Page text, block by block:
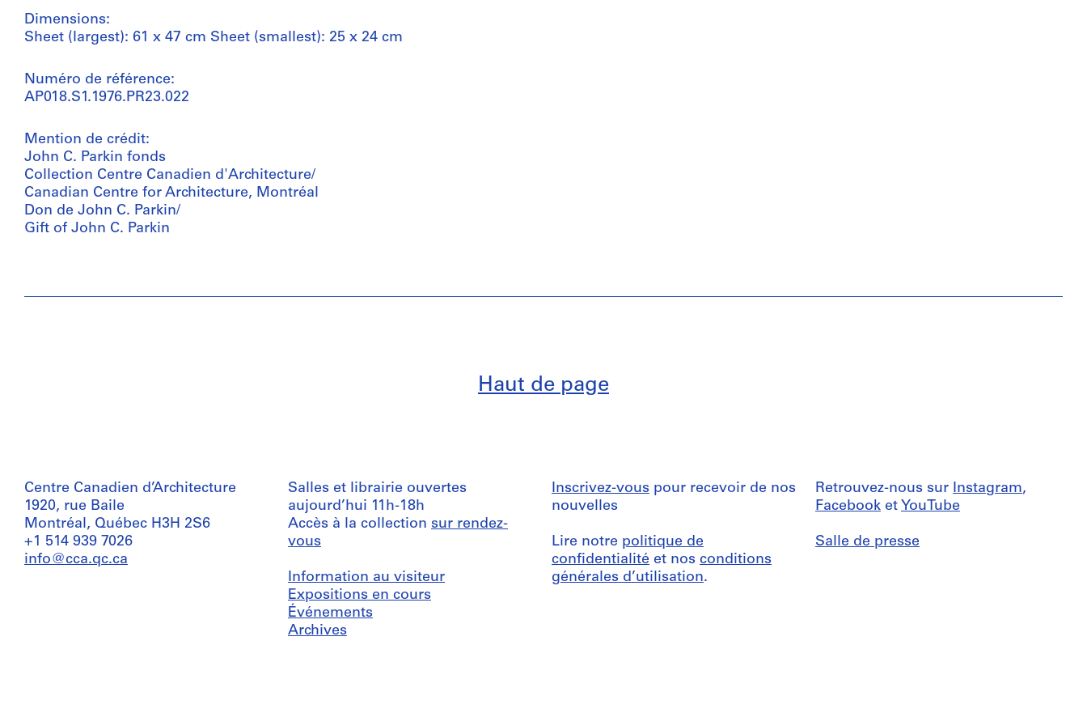
Dimensions:
Sheet (largest): 61 x 47 cm Sheet (smallest): 25 x 24 cm
Numéro de référence:
AP018.S1.1976.PR23.022
Mention de crédit:
John C. Parkin fonds
Collection Centre Canadien d'Architecture/
Canadian Centre for Architecture, Montréal
Don de John C. Parkin/
Gift of John C. Parkin
Haut de page
Centre Canadien d’Architecture
1920, rue Baile
Montréal, Québec H3H 2S6
+1 514 939 7026
info@cca.qc.ca
Salles et librairie ouvertes
aujourd’hui 11h-18h
Accès à la collection sur rendez-
vous
Information au visiteur
Expositions en cours
Événements
Archives
Inscrivez-vous pour recevoir de nos
nouvelles
Lire notre politique de
confidentialité et nos conditions
générales d’utilisation.
Retrouvez-nous sur Instagram,
Facebook et YouTube
Salle de presse